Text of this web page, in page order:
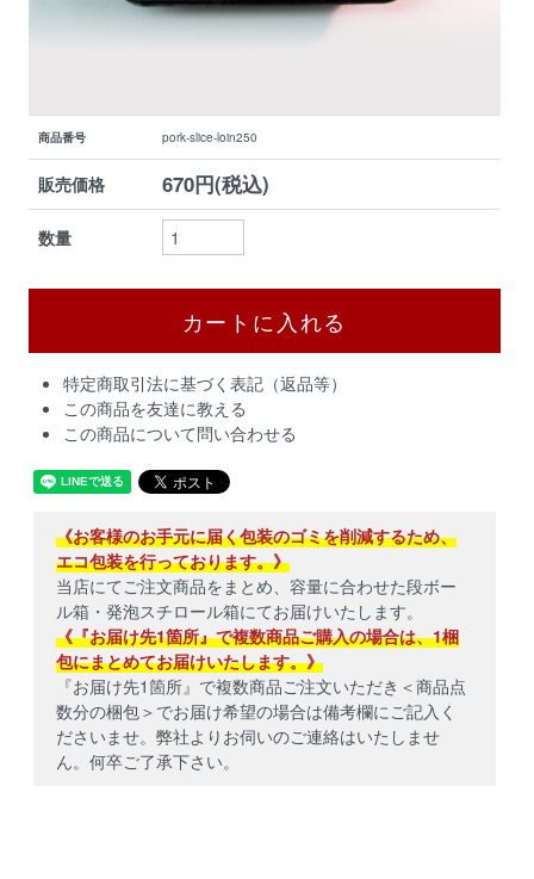
商品番号 pork-slice-loin250
販売価格 670円(税込)
数量
特定商取引法に基づく表記（返品等）
この商品を友達に教える
この商品について問い合わせる
《お客様のお手元に届く包装のゴミを削減するため、
エコ包装を行っております。》
当店にてご注文商品をまとめ、容量に合わせた段ボー
ル箱・発泡スチロール箱にてお届けいたします。
《『お届け先1箇所』で複数商品ご購入の場合は、1梱
包にまとめてお届けいたします。》
『お届け先1箇所』で複数商品ご注文いただき＜商品点
数分の梱包＞でお届け希望の場合は備考欄にご記入く
ださいませ。弊社よりお伺いのご連絡はいたしませ
ん。何卒ご了承下さい。